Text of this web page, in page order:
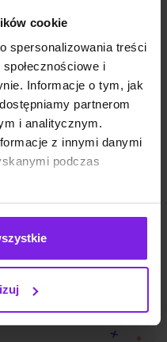
cookie
spersonalizowania treści
i
Informacje o tym, jak
partnerom
i analitycznym.
z innymi danymi
podczas
i jak działa?
Wojciech Wabno